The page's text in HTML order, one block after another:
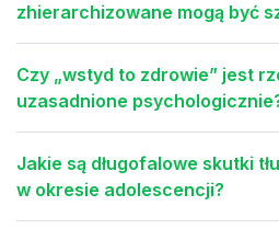
zhierarchizowane mogą być
Czy „wstyd to zdrowie” jest
uzasadnione
Jakie są długofalowe skutki
w okresie adolescencji?